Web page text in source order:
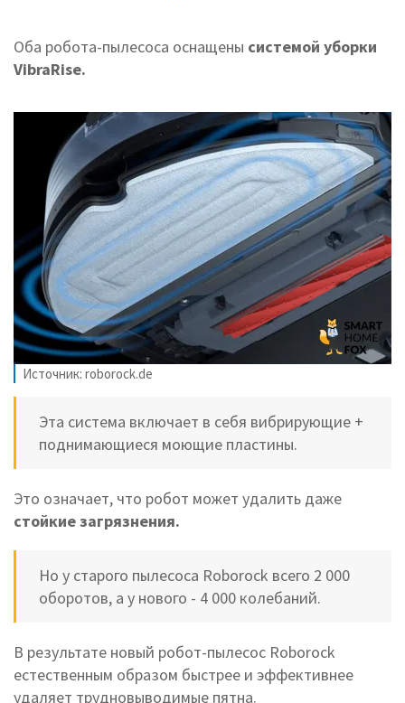
Оба робота-пылесоса оснащены системой уборки
VibraRise.
Источник: roborock.de
Эта система включает в себя вибрирующие +
поднимающиеся моющие пластины.
Это означает, что робот может удалить даже
стойкие загрязнения.
Но у старого пылесоса Roborock всего 2 000
оборотов, а у нового - 4 000 колебаний.
В результате новый робот-пылесос Roborock
естественным образом быстрее и эффективнее
удаляет трудновыводимые пятна.